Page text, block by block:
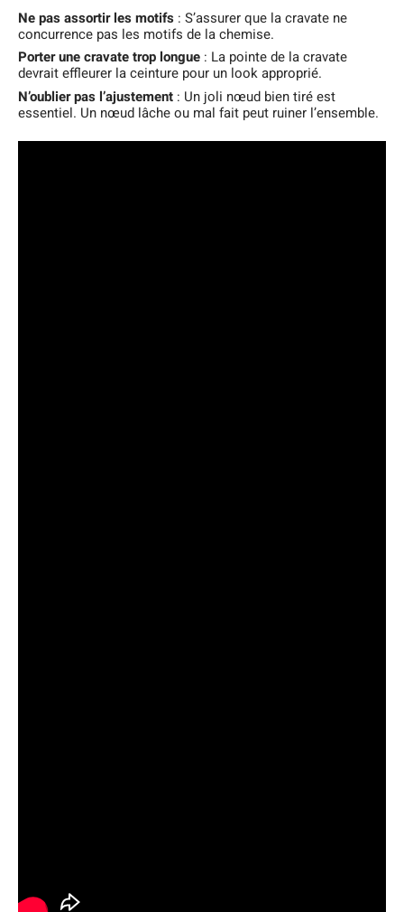
Ne pas assortir les motifs : S’assurer que la cravate ne
concurrence pas les motifs de la chemise.
Porter une cravate trop longue : La pointe de la cravate
devrait effleurer la ceinture pour un look approprié.
N’oublier pas l’ajustement : Un joli nœud bien tiré est
essentiel. Un nœud lâche ou mal fait peut ruiner l’ensemble.